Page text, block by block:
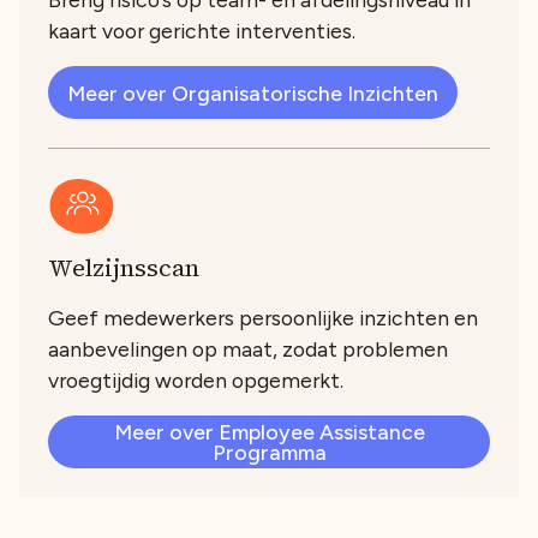
kaart voor gerichte interventies.
Meer over Organisatorische Inzichten
Welzijnsscan
Geef medewerkers persoonlijke inzichten en
aanbevelingen op maat, zodat problemen
vroegtijdig worden opgemerkt.
Meer over Employee Assistance
Programma